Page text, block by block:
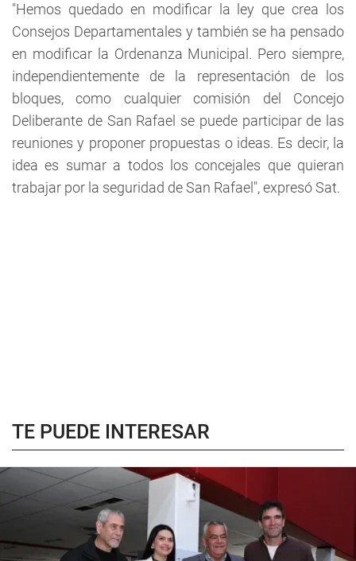
"Hemos quedado en modificar la ley que crea los
Consejos Departamentales y también se ha pensado
en modificar la Ordenanza Municipal. Pero siempre,
independientemente de la representación de los
bloques, como cualquier comisión del Concejo
Deliberante de San Rafael se puede participar de las
reuniones y proponer propuestas o ideas. Es decir, la
idea es sumar a todos los concejales que quieran
trabajar por la seguridad de San Rafael", expresó Sat.
TE PUEDE INTERESAR